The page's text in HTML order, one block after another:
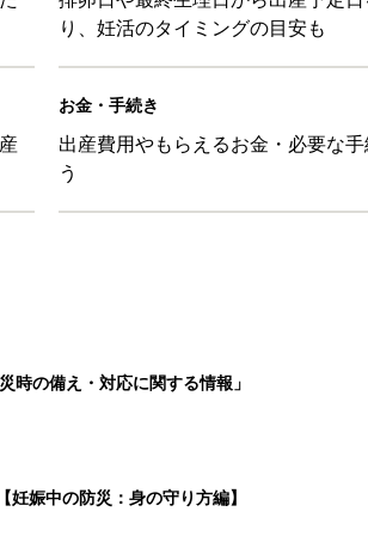
娠中の防災：身の守り方編】
み、男女別の実例も [赤ちゃんの名づけ・命名]
3 4 5 >